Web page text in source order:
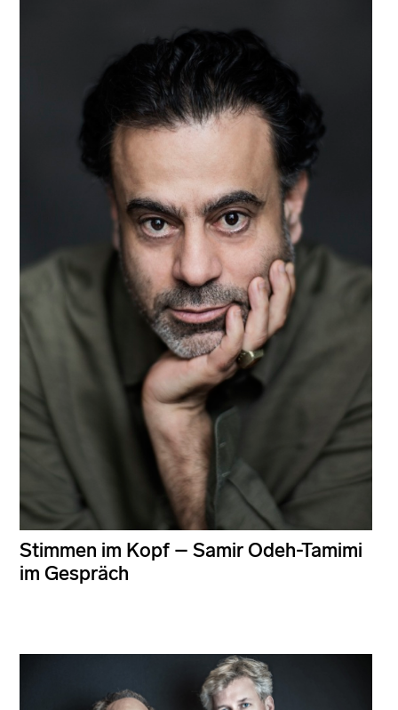
Stimmen im Kopf – Samir Odeh-Tamimi
im Gespräch